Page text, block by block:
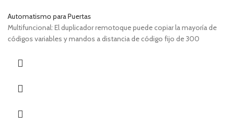
Automatismo para Puertas
Multifuncional: El duplicador remotoque puede copiar la mayoría de
códigos variables y mandos a distancia de código fijo de 300